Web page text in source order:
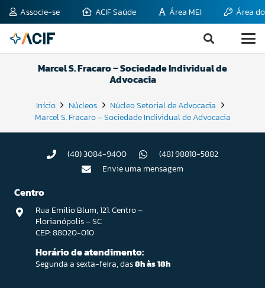
Associe-se ACIF Saúde Área MEI Área
Marcel S. Fracaro – Sociedade Individual de
Advocacia
Início Núcleos
Núcleo Setorial de Advocacia
Marcel S. Fracaro – Sociedade Individual de Advocacia
(48) 3084-9400
(48) 98818-5882
Envie uma mensagem
Centro
Rua Emilio Blum, 121. Centro –
Florianópolis – SC
CEP: 88020-010
Horário de atendimento:
Segunda a sexta-feira, das8h às 18h